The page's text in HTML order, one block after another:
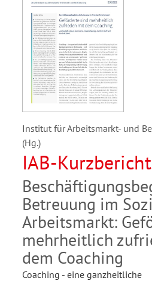
Institut für Arbeitsmarkt- und
(Hg.)
IAB-
Betreuung im
Arbeitsmarkt:
mehrheitlich
dem Coaching
Coaching - eine ganzheitliche